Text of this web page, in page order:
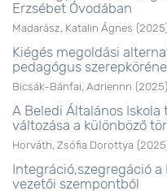
Erzsébet Óvodában
Madarász, Katalin Ágnes (2025
Kiégés megoldási
pedagógus
Bicsák-Bánfai, Adriennn (2025)
A Beledi Általános
változása a különböző
Horváth, Zsófia Dorottya (2025
Integráció,szegregáció
vezetői szempontból